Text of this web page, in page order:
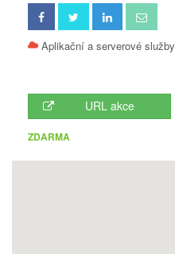
Aplikační a serverové služby
URL akce
ZDARMA